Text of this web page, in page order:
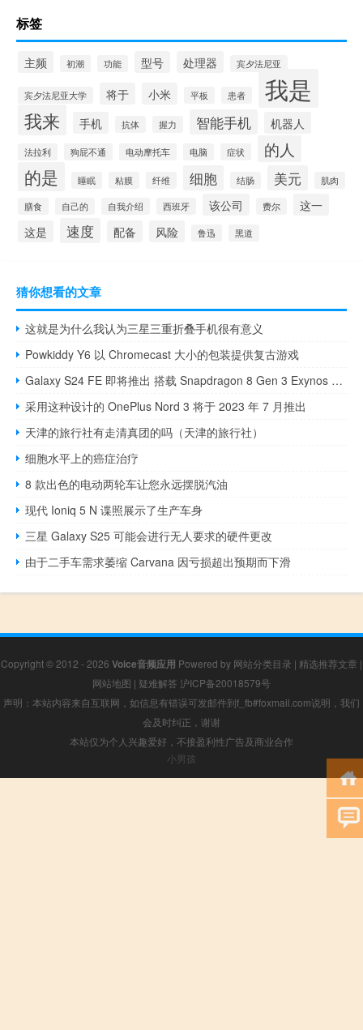
标签
主频 初潮 功能 型号 处理器 宾夕法尼亚
宾夕法尼亚大学 将于 小米 平板 患者 我是
我来 手机 抗体 握力 智能手机 机器人
法拉利 狗屁不通 电动摩托车 电脑 症状 的人
的是 睡眠 粘膜 纤维 细胞 结肠 美元 肌肉
膳食 自己的 自我介绍 西班牙 该公司 费尔
这一
这是
速度 配备 风险 鲁迅 黑道
猜你想看的文章
这就是为什么我认为三星三重折叠手机很有意义
Powkiddy Y6 以 Chromecast 大小的包装提供复古游戏
Galaxy S24 FE 即将推出 搭载 Snapdragon 8 Gen 3 Exynos 2400
采用这种设计的 OnePlus Nord 3 将于 2023 年 7 月推出
天津的旅行社有走清真团的吗（天津的旅行社）
细胞水平上的癌症治疗
8 款出色的电动两轮车让您永远摆脱汽油
现代 Ioniq 5 N 谍照展示了生产车身
三星 Galaxy S25 可能会进行无人要求的硬件更改
由于二手车需求萎缩 Carvana 因亏损超出预期而下滑
Copyright © 2012 - 2026 Voice音频应用 Powered by 网站分类目录 | 精选推荐文章 |
网站地图 | 疑难解答 沪ICP备20018579号
声明：本站内容来自互联网，如信息有错误可发邮件到f_fb#foxmail.com说明，我们
会及时纠正，谢谢
本站仅为个人兴趣爱好，不接盈利性广告及商业合作
小男孩